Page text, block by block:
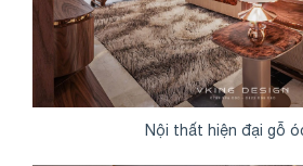
Nội thất hiện đại gỗ